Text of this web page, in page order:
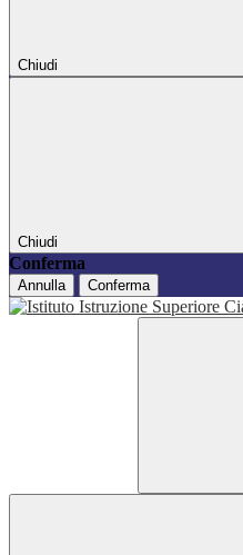
Chiudi
Chiudi
Conferma
Annulla Conferma